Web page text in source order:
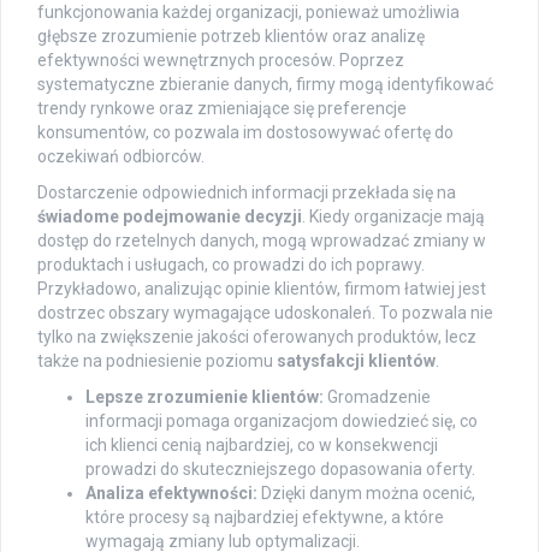
funkcjonowania każdej organizacji, ponieważ umożliwia
głębsze zrozumienie potrzeb klientów oraz analizę
efektywności wewnętrznych procesów. Poprzez
systematyczne zbieranie danych, firmy mogą identyfikować
trendy rynkowe oraz zmieniające się preferencje
konsumentów, co pozwala im dostosowywać ofertę do
oczekiwań odbiorców.
Dostarczenie odpowiednich informacji przekłada się na
świadome podejmowanie decyzji . Kiedy organizacje mają
dostęp do rzetelnych danych, mogą wprowadzać zmiany w
produktach i usługach, co prowadzi do ich poprawy.
Przykładowo, analizując opinie klientów, firmom łatwiej jest
dostrzec obszary wymagające udoskonaleń. To pozwala nie
tylko na zwiększenie jakości oferowanych produktów, lecz
także na podniesienie poziomu satysfakcji klientów
Lepsze zrozumienie klientów: Gromadzenie
informacji pomaga organizacjom dowiedzieć się, co
ich klienci cenią najbardziej, co w konsekwencji
prowadzi do skuteczniejszego dopasowania oferty.
Analiza efektywności: Dzięki danym można ocenić,
które procesy są najbardziej efektywne, a które
wymagają zmiany lub optymalizacji.